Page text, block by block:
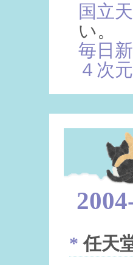
国立
い。
毎日
４次
* 任天